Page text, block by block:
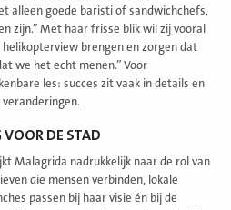
alleen goede baristi of sandwichchefs,
zijn.” Met haar frisse blik wil zij vooral
brengen en zorgen dat
we het echt menen.” Voor
les: succes zit vaak in details en
DE STAD
Malagrida nadrukkelijk naar de rol van
die mensen verbinden, lokale
passen bij haar visie én bij de